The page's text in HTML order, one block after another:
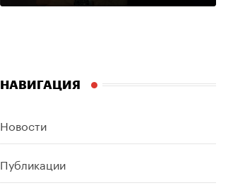
НАВИГАЦИЯ
Новости
Публикации